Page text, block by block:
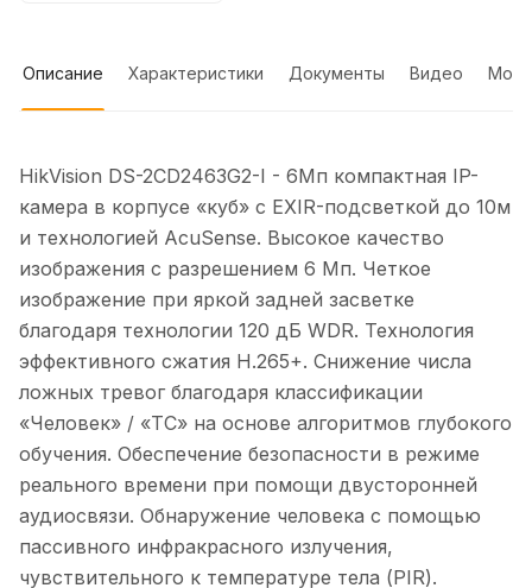
Описание Характеристики Документы Видео
HikVision DS-2CD2463G2-I - 6Мп компактная IP-
камера в корпусе «куб» с EXIR-подсветкой до 10м
и технологией AcuSense. Высокое качество
изображения с разрешением 6 Мп. Четкое
изображение при яркой задней засветке
благодаря технологии 120 дБ WDR. Технология
эффективного сжатия H.265+. Снижение числа
ложных тревог благодаря классификации
«Человек» / «ТС» на основе алгоритмов глубокого
обучения. Обеспечение безопасности в режиме
реального времени при помощи двусторонней
аудиосвязи. Обнаружение человека с помощью
пассивного инфракрасного излучения,
чувствительного к температуре тела (PIR).